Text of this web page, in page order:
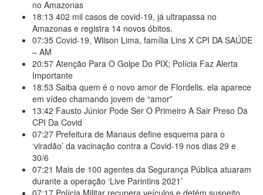
no Amazonas
18:13 402 mil casos de covid-19, já ultrapassa no
Amazonas e registra 14 novos óbitos.
07:35 Covid-19, Wilson Lima, família Lins X CPI DA SAÚDE
– AM
20:57 Atenção Para O Golpe Do PIX; Polícia Faz Alerta
Importante
18:53 Saiba quem é o novo amor de Flordelis. ela aparece
em vídeo chamando jovem de “amor”
13:42 Fausto Júnior Pode Ser O Primeiro A Sair Preso Da
CPI Da Covid
07:27 Prefeitura de Manaus define esquema para o
‘viradão’ da vacinação contra a Covid-19 nos dias 29 e
30/6
07:21 Mais de 100 agentes da Segurança Pública atuaram
durante a operação ‘Live Parintins 2021’
07:17 Polícia Militar recupera veículos e detém suspeito